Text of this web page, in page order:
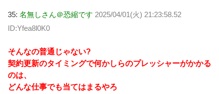
35: 名無しさん＠恐縮です 2025/04/01(火) 21:23:58.52
ID:Yfea8l0K0
そんなの普通じゃない?
契約更新のタイミングで何かしらのプレッシャーがかかる
のは、
どんな仕事でも当てはまるやろ